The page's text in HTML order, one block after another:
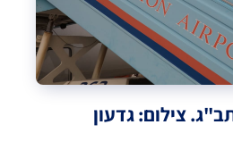
צילום: גדעון